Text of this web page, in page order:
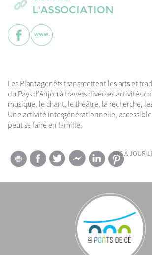
L'ASSOCIATION
Les Plantagenêts transmettent les arts et
du Pays d’Anjou à travers diverses activités
musique, le chant, le théâtre, la recherche,
Une activité intergénérationnelle, accessible
peut se faire en famille.
mis à jour le